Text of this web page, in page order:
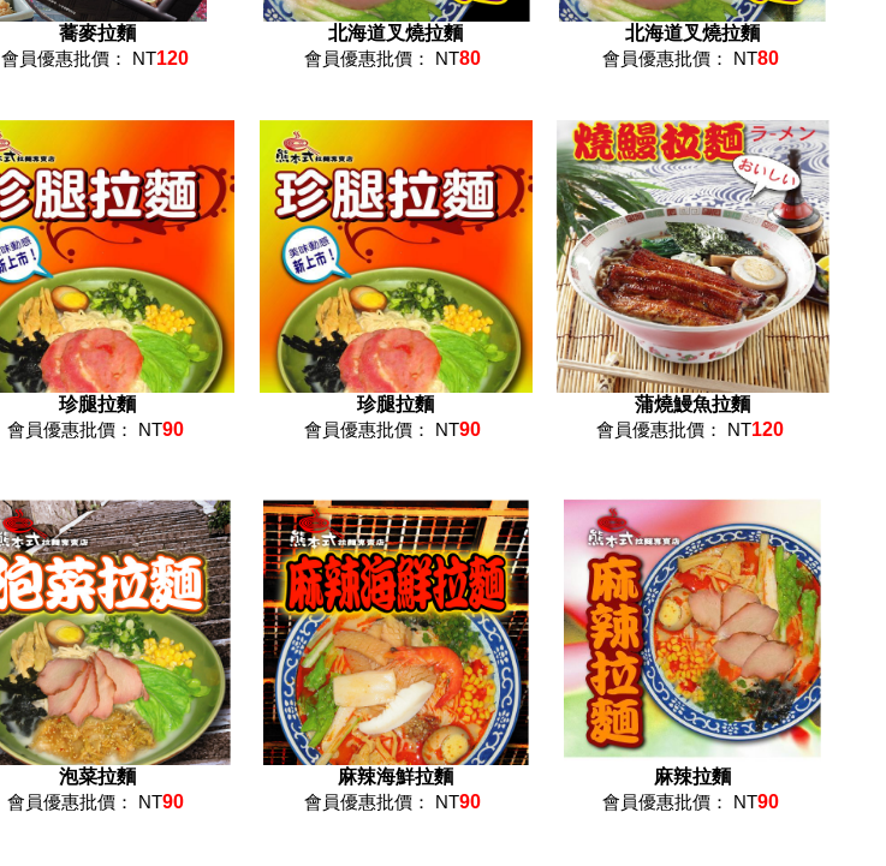
蕎麥拉麵
會員優惠批價： NT120
北海道叉燒拉麵
會員優惠批價： NT80
北海道叉燒拉麵
會員優惠批價： NT80
珍腿拉麵
會員優惠批價： NT90
珍腿拉麵
會員優惠批價： NT90
蒲燒鰻魚拉麵
會員優惠批價： NT120
泡菜拉麵
會員優惠批價： NT90
麻辣海鮮拉麵
會員優惠批價： NT90
麻辣拉麵
會員優惠批價： NT90